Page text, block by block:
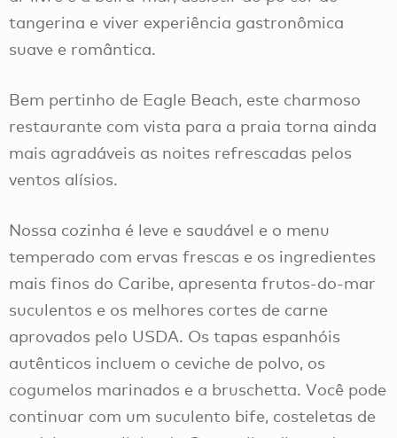
tangerina e viver experiência gastronômica
suave e romântica.
Bem pertinho de Eagle Beach, este charmoso
restaurante com vista para a praia torna ainda
mais agradáveis as noites refrescadas pelos
ventos alísios.
Nossa cozinha é leve e saudável e o menu
temperado com ervas frescas e os ingredientes
mais finos do Caribe, apresenta frutos-do-mar
suculentos e os melhores cortes de carne
aprovados pelo USDA. Os tapas espanhóis
autênticos incluem o ceviche de polvo, os
cogumelos marinados e a bruschetta. Você pode
continuar com um suculento bife, costeletas de